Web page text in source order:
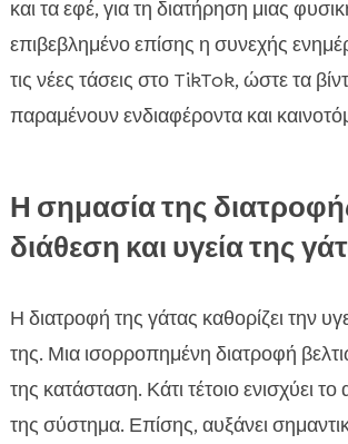
και τα εφέ, για τη διατήρηση μιας
επιβεβλημένο επίσης η συνεχής
τις νέες τάσεις στο TikTok, ώστε τα
παραμένουν ενδιαφέροντα και
Η σημασία της
διάθεση και υγεία της
Η διατροφή της γάτας καθορίζει την
της. Μια ισορροπημένη διατροφή
της κατάσταση. Κάτι τέτοιο ενισχύει
της σύστημα. Επίσης, αυξάνει